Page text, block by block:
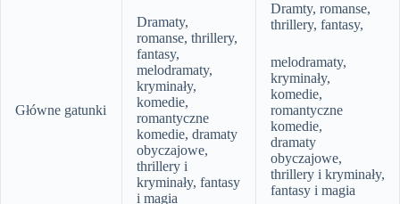
Główne gatunki
Dramaty,
romanse, thrillery,
fantasy,
melodramaty,
kryminały,
komedie,
romantyczne
komedie, dramaty
obyczajowe,
thrillery i
kryminały, fantasy
i magia
Dramty, romanse,
thrillery, fantasy,
melodramaty,
kryminały,
komedie,
romantyczne
komedie,
dramaty
obyczajowe,
thrillery i kryminały,
fantasy i magia